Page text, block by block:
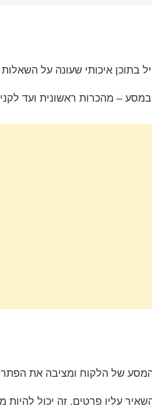
בתוכן איכותי שעונה על
– מהכרות ראשונית ועד
של הלקוח ומציבה את הפתרון
עליו פרטים. זה יכול להיות